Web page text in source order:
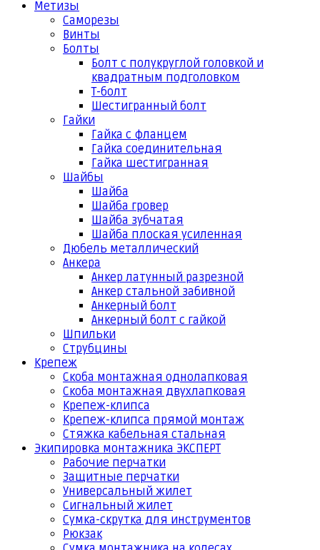
Метизы
Саморезы
Винты
Болты
Болт с полукруглой головкой и
квадратным подголовком
Т-болт
Шестигранный болт
Гайки
Гайка с фланцем
Гайка соединительная
Гайка шестигранная
Шайбы
Шайба
Шайба гровер
Шайба зубчатая
Шайба плоская усиленная
Дюбель металлический
Анкера
Анкер латунный разрезной
Анкер стальной забивной
Анкерный болт
Анкерный болт с гайкой
Шпильки
Струбцины
Крепеж
Скоба монтажная однолапковая
Скоба монтажная двухлапковая
Крепеж-клипса
Крепеж-клипса прямой монтаж
Стяжка кабельная стальная
Экипировка монтажника ЭКСПЕРТ
Рабочие перчатки
Защитные перчатки
Универсальный жилет
Сигнальный жилет
Сумка-скрутка для инструментов
Рюкзак